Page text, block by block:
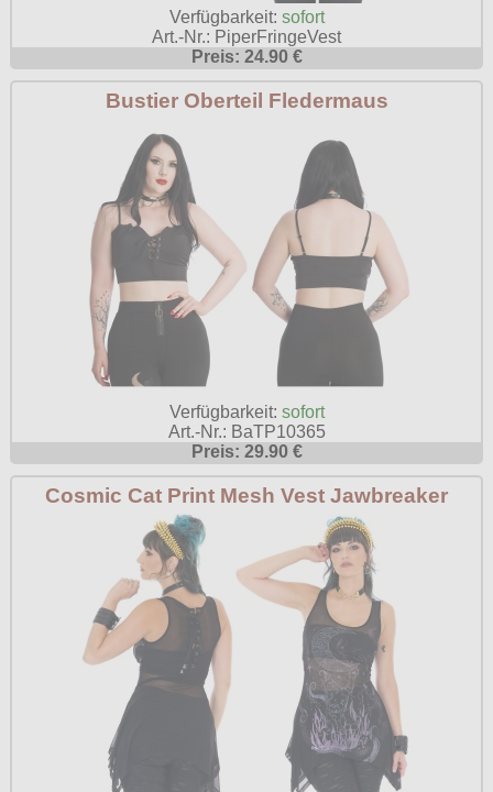
Poizen Industries
Queen of Darkness
Relco
Sinister
Spin Doctor
Surplus
Voodoo Vixen
Warrior Clothing
Gothic Shop
Hot Rod
Verfügbarkeit: sofort
Art.-Nr.: PiperFringeVest
Preis: 24.90 €
Bustier Oberteil Fledermaus
Verfügbarkeit: sofort
Art.-Nr.: BaTP10365
Preis: 29.90 €
Cosmic Cat Print Mesh Vest Jawbreaker